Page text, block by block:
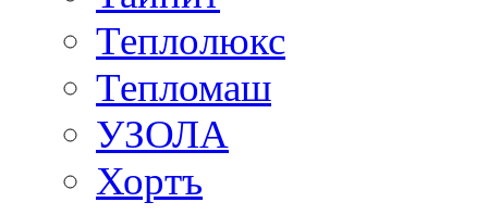
Теплолюкс
Тепломаш
УЗОЛА
Хортъ